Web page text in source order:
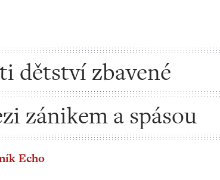
dětství zbavené
zánikem a spásou
Echo